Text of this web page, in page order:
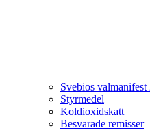
Svebios valmanifest
Styrmedel
Koldioxidskatt
Besvarade remisser